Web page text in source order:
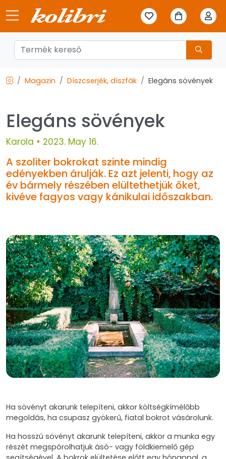
Magazin Díszcserjék, díszfák Elegáns sövények
Elegáns sövények
Karola • 2023. May 16.
A szoliter bokrokat szinte mindig
edényekben árulják. Ez azt jelenti, hogy az
év bármely részében elültethetjük őket,
kivéve fagyos vagy kánikulai időszakban.
Ha sövényt akarunk telepíteni, akkor költségkímélőbb
megoldás, ha csupasz gyökerű, fiatal bokrot vásárolunk.
Ha hosszú sövényt akarunk telepíteni, akkor a munka egy
részét megspórolhatjuk ásó- vagy földkiemelő gép